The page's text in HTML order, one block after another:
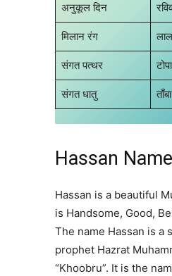
अनुकूल दिन
मिलान रंग
संगत पत्थर
संगत धातु ताँबा
Hassan
Hassan is a beautiful
is Handsome, Good,
The name Hassan is a
prophet Hazrat
“Khoobru”. It is the